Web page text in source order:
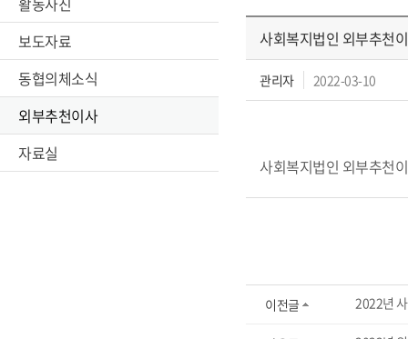
보도자료
동협의체소식
외부추천이사
자료실
사회복지법인 외부추천
관리자 2022-03-10
사회복지법인 외부추천
이전글 2022년